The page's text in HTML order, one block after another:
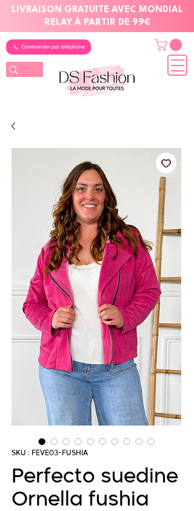
LIVRAISON GRATUITE AVEC MONDIAL
RELAY À PARTIR DE 99€
Commander par téléphone
SKU : FEVE03-FUSHIA
Perfecto suedine
Ornella fushia